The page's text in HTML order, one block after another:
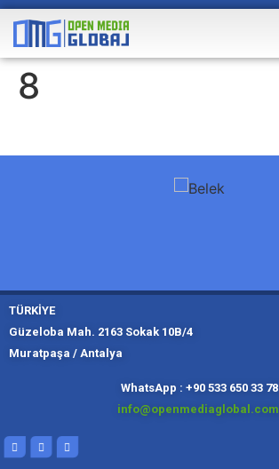
8
TÜRKİYE
Güzeloba Mah. 2163 Sokak 10B/4
Muratpaşa / Antalya
WhatsApp : +90 533 650 33 78
info@openmediaglobal.com